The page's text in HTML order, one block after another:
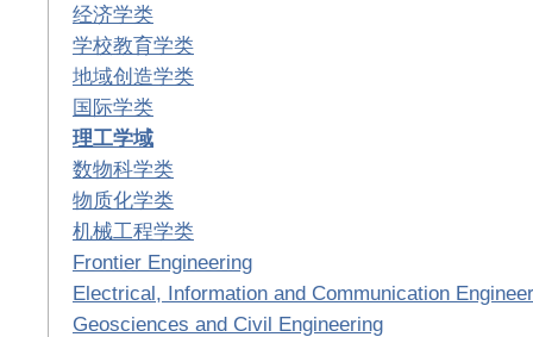
经济学类
学校教育学类
地域创造学类
国际学类
理工学域
数物科学类
物质化学类
机械工程学类
Frontier Engineering
Electrical, Information and Communication
Geosciences and Civil Engineering